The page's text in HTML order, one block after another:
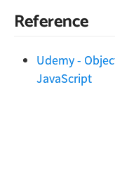
Reference
Udemy -
JavaScript